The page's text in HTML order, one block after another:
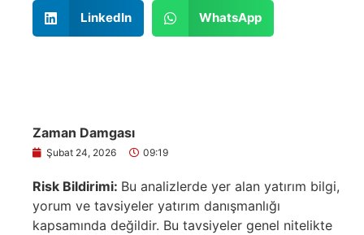
LinkedIn WhatsApp
Zaman Damgası
Şubat 24, 2026 09:19
Risk Bildirimi: Bu analizlerde yer alan yatırım bilgi,
yorum ve tavsiyeler yatırım danışmanlığı
kapsamında değildir. Bu tavsiyeler genel nitelikte